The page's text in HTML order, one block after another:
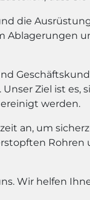
die
Ziel ist
werden.
an, um
Wir helfen